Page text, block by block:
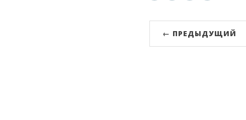
← ПРЕДЫДУЩИЙ